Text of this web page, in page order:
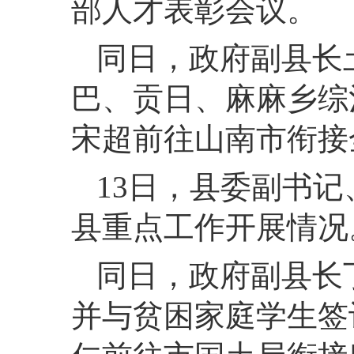
部人才表彰会议。
同日， 政府副县长
巴、贡日、麻麻乡
宋超前往山南市衔
13日， 县委副书记
县重点工作开展情
同日， 政府副县长
并与贫困家庭学生